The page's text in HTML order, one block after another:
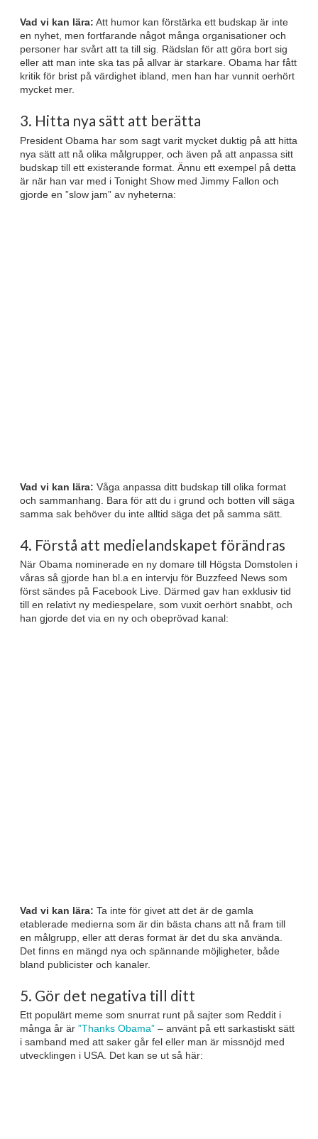
Vad vi kan lära: Att humor kan förstärka ett budskap är inte
en nyhet, men fortfarande något många organisationer och
personer har svårt att ta till sig. Rädslan för att göra bort sig
eller att man inte ska tas på allvar är starkare. Obama har fått
kritik för brist på värdighet ibland, men han har vunnit oerhört
mycket mer.
3. Hitta nya sätt att berätta
President Obama har som sagt varit mycket duktig på att hitta
nya sätt att nå olika målgrupper, och även på att anpassa sitt
budskap till ett existerande format. Ännu ett exempel på detta
är när han var med i Tonight Show med Jimmy Fallon och
gjorde en ”slow jam” av nyheterna:
Vad vi kan lära: Våga anpassa ditt budskap till olika format
och sammanhang. Bara för att du i grund och botten vill säga
samma sak behöver du inte alltid säga det på samma sätt.
4. Förstå att medielandskapet förändras
När Obama nominerade en ny domare till Högsta Domstolen i
våras så gjorde han bl.a en intervju för Buzzfeed News som
först sändes på Facebook Live. Därmed gav han exklusiv tid
till en relativt ny mediespelare, som vuxit oerhört snabbt, och
han gjorde det via en ny och obeprövad kanal:
Vad vi kan lära: Ta inte för givet att det är de gamla
etablerade medierna som är din bästa chans att nå fram till
en målgrupp, eller att deras format är det du ska använda.
Det finns en mängd nya och spännande möjligheter, både
bland publicister och kanaler.
5. Gör det negativa till ditt
Ett populärt meme som snurrat runt på sajter som Reddit i
många år är ”Thanks Obama” – använt på ett sarkastiskt sätt
i samband med att saker går fel eller man är missnöjd med
utvecklingen i USA. Det kan se ut så här: